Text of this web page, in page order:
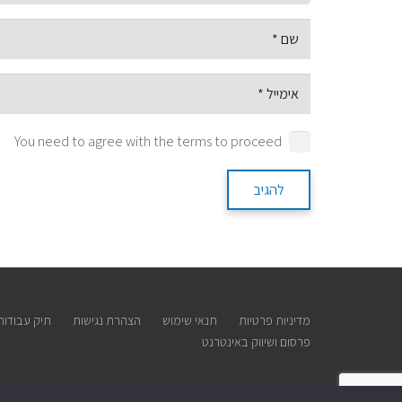
You need to agree with the terms to proceed
להגיב
מדיניות פרטיות תנאי שימוש הצהרת נגישות תיק
פרסום ושיווק באינטרנט